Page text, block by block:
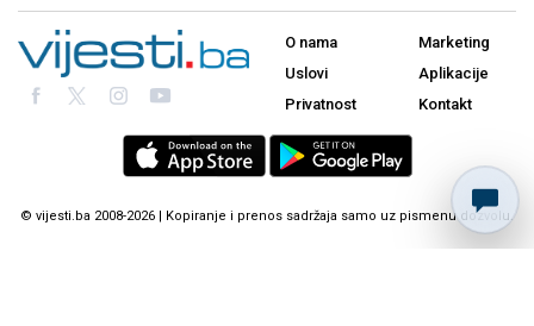
O nama
Uslovi
Privatnost
Marketing
Aplikacije
Kontakt
© vijesti.ba 2008-2026 | Kopiranje i prenos sadržaja samo uz pismenu dozvolu.